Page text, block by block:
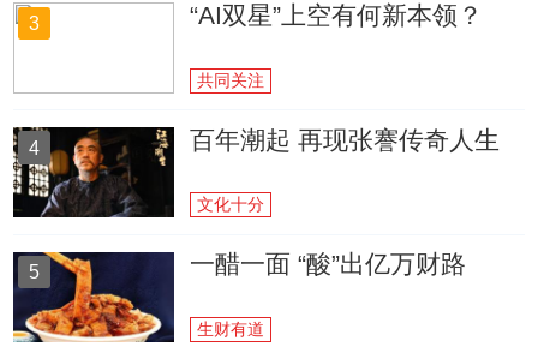
3 “AI双星”上空有何新本领？
共同关注
4 百年潮起 再现张謇传奇人生
文化十分
5 一醋一面 “酸”出亿万财路
生财有道